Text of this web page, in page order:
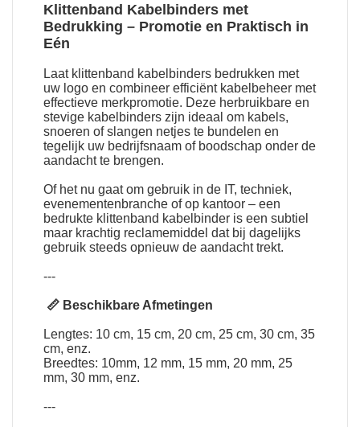
Klittenband Kabelbinders met
Bedrukking – Promotie en Praktisch in
Eén
Laat klittenband kabelbinders bedrukken met
uw logo en combineer efficiënt kabelbeheer met
effectieve merkpromotie. Deze herbruikbare en
stevige kabelbinders zijn ideaal om kabels,
snoeren of slangen netjes te bundelen en
tegelijk uw bedrijfsnaam of boodschap onder de
aandacht te brengen.
Of het nu gaat om gebruik in de IT, techniek,
evenementenbranche of op kantoor – een
bedrukte klittenband kabelbinder is een subtiel
maar krachtig reclamemiddel dat bij dagelijks
gebruik steeds opnieuw de aandacht trekt.
---
📏 Beschikbare Afmetingen
Lengtes: 10 cm, 15 cm, 20 cm, 25 cm, 30 cm, 35
cm, enz.
Breedtes: 10mm, 12 mm, 15 mm, 20 mm, 25
mm, 30 mm, enz.
---